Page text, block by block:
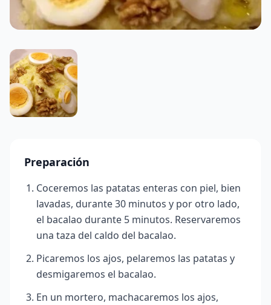
Preparación
Coceremos las patatas enteras con piel, bien
lavadas, durante 30 minutos y por otro lado,
el bacalao durante 5 minutos. Reservaremos
una taza del caldo del bacalao.
Picaremos los ajos, pelaremos las patatas y
desmigaremos el bacalao.
En un mortero, machacaremos los ajos,